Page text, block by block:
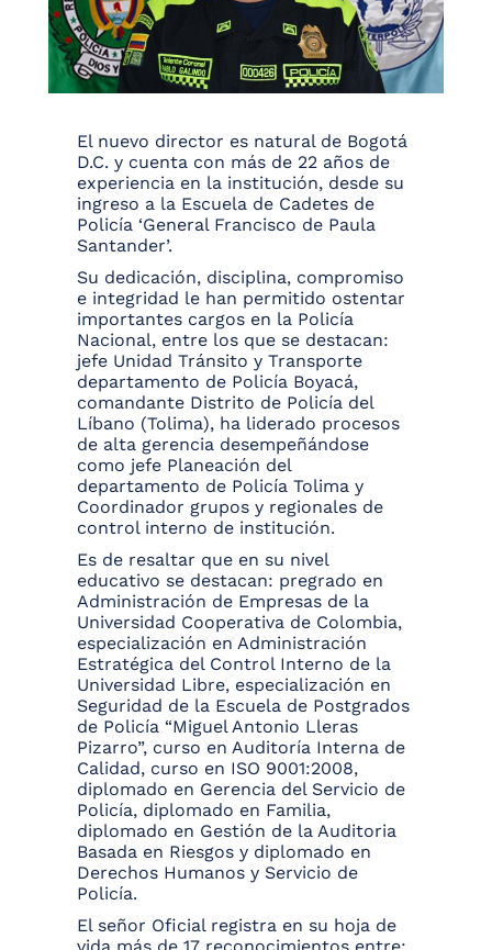
El nuevo director es natural de Bogotá
D.C. y cuenta con más de 22 años de
experiencia en la institución, desde su
ingreso a la Escuela de Cadetes de
Policía ‘General Francisco de Paula
Santander’.
Su dedicación, disciplina, compromiso
e integridad le han permitido ostentar
importantes cargos en la Policía
Nacional, entre los que se destacan:
jefe Unidad Tránsito y Transporte
departamento de Policía Boyacá,
comandante Distrito de Policía del
Líbano (Tolima), ha liderado procesos
de alta gerencia desempeñándose
como jefe Planeación del
departamento de Policía Tolima y
Coordinador grupos y regionales de
control interno de institución.
Es de resaltar que en su nivel
educativo se destacan: pregrado en
Administración de Empresas de la
Universidad Cooperativa de Colombia,
especialización en Administración
Estratégica del Control Interno de la
Universidad Libre, especialización en
Seguridad de la Escuela de Postgrados
de Policía “Miguel Antonio Lleras
Pizarro”, curso en Auditoría Interna de
Calidad, curso en ISO 9001:2008,
diplomado en Gerencia del Servicio de
Policía, diplomado en Familia,
diplomado en Gestión de la Auditoria
Basada en Riesgos y diplomado en
Derechos Humanos y Servicio de
Policía.
El señor Oficial registra en su hoja de